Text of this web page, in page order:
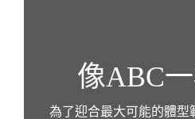
像ABC
為了迎合最大可能的體型